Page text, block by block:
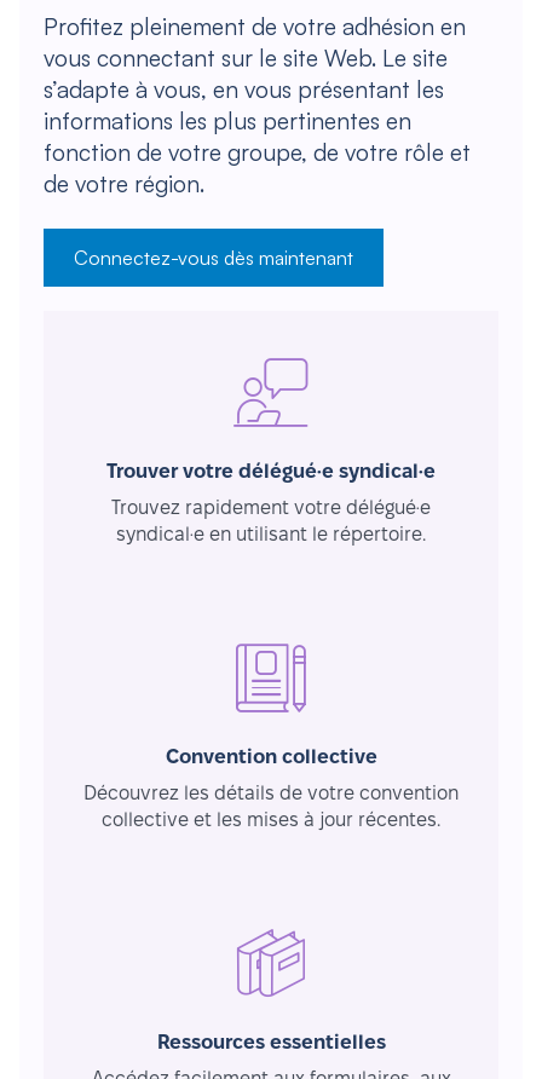
Profitez pleinement de votre adhésion en
vous connectant sur le site Web. Le site
s’adapte à vous, en vous présentant les
informations les plus pertinentes en
fonction de votre groupe, de votre rôle et
de votre région.
Connectez-vous dès maintenant
Trouver votre délégué·e syndical·e
Trouvez rapidement votre délégué·e
syndical·e en utilisant le répertoire.
Convention collective
Découvrez les détails de votre convention
collective et les mises à jour récentes.
Ressources essentielles